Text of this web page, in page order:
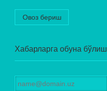
Овоз бериш
Хабарларга обуна бўлиш